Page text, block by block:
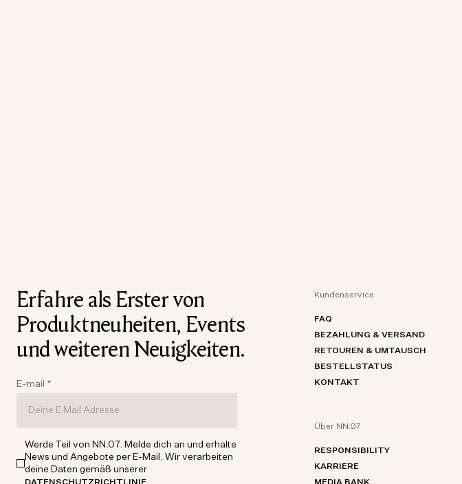
Erfahre als Erster von
Produktneuheiten, Events
und weiteren Neuigkeiten.
E-mail *
Werde Teil von NN.07. Melde dich an und erhalte
News und Angebote per E-Mail. Wir verarbeiten
deine Daten gemäß unserer
Kundenservice
FAQ
BEZAHLUNG & VERSAND
RETOUREN & UMTAUSCH
BESTELLSTATUS
KONTAKT
Über NN.07
RESPONSIBILITY
KARRIERE